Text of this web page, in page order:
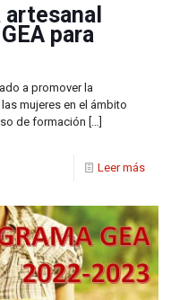
para
a promover la
mujeres en el ámbito
de formación […]
Leer más